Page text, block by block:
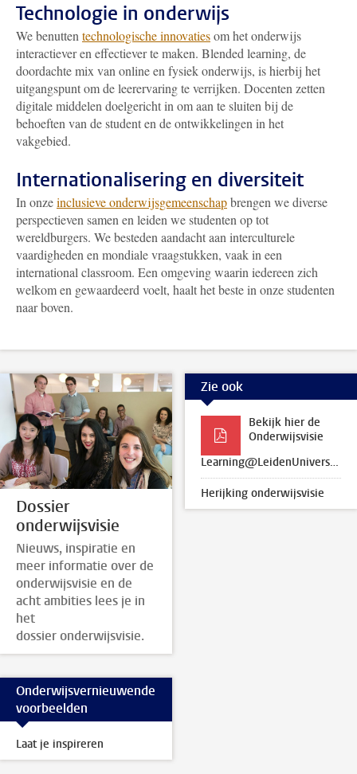
Technologie in onderwijs
We benutten technologische innovatiesom het onderwijs
interactiever en effectiever te maken. Blended learning, de
doordachte mix van online en fysiek onderwijs, is hierbij het
uitgangspunt om de leerervaring te verrijken. Docenten zetten
digitale middelen doelgericht in om aan te sluiten bij de
behoeften van de student en de ontwikkelingen in het
vakgebied.
Internationalisering en diversiteit
In onzeinclusieve onderwijsgemeenschapbrengen we diverse
perspectieven samen en leiden we studenten op tot
wereldburgers. We besteden aandacht aan interculturele
vaardigheden en mondiale vraagstukken, vaak in een
international classroom. Een omgeving waarin iedereen zich
welkom en gewaardeerd voelt, haalt het beste in onze studenten
naar boven.
Dossier
onderwijsvisie
Nieuws, inspiratie en
meer informatie over de
onderwijsvisie en de
acht ambities lees je in
het
dossier onderwijsvisie.
Zie ook
Bekijk hier de
Onderwijsvisie
Learning@LeidenUniversity
Herijking onderwijsvisie
Onderwijsvernieuwende
voorbeelden
Laat je inspireren